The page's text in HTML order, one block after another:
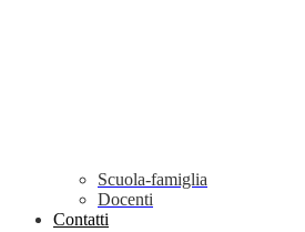
Scuola-famiglia
Docenti
Contatti